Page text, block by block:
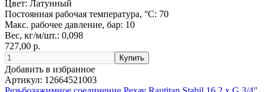
Цвет: Латунный
Постоянная рабочая температура, °C: 70
Макс. рабочее давление, бар: 10
Вес, кг/м/шт.: 0,098
727,00 р.
Добавить в избранное
Артикул: 12664521003